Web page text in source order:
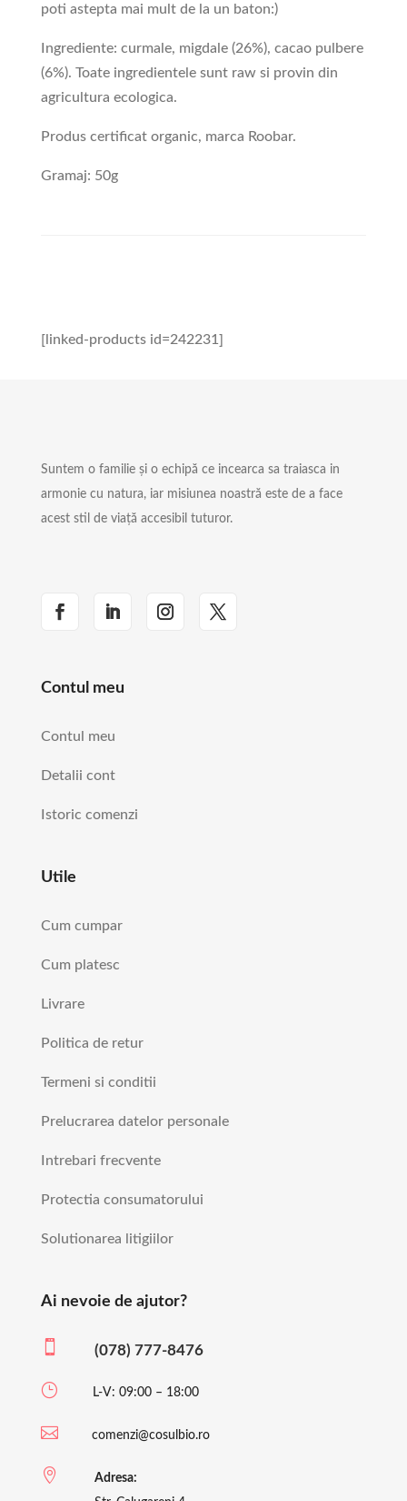
poti astepta mai mult de la un baton:)
Ingrediente: curmale, migdale (26%), cacao pulbere
(6%). Toate ingredientele sunt raw si provin din
agricultura ecologica.
Produs certificat organic, marca Roobar.
Gramaj: 50g
[linked-products id=242231]
Suntem o familie și o echipă ce incearca sa traiasca in
armonie cu natura, iar misiunea noastră este de a face
acest stil de viață accesibil tuturor.
Contul meu
Contul meu
Detalii cont
Istoric comenzi
Utile
Cum cumpar
Cum platesc
Livrare
Politica de retur
Termeni si conditii
Prelucrarea datelor personale
Intrebari frecvente
Protectia consumatorului
Solutionarea litigiilor
Ai nevoie de ajutor?
 (078) 777-8476
} L-V: 09:00 – 18:00
 comenzi@cosulbio.ro

Adresa: